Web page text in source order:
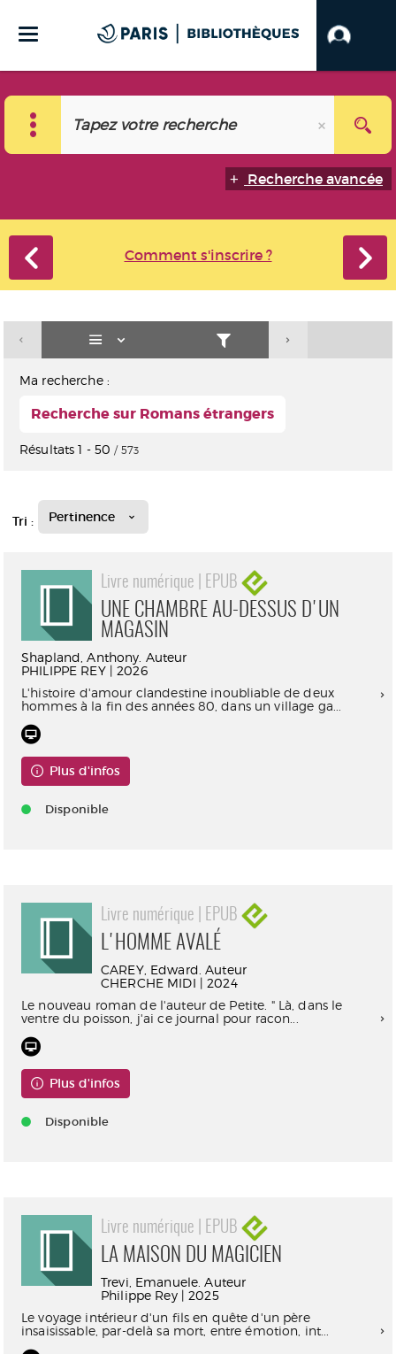
Recherche avancée
Comment s'inscrire ?
Ma recherche :
Recherche sur Romans étrangers
Résultats1 - 50 / 573
Tri : Pertinence
Livre numérique | EPUB
UNE CHAMBRE AU-DESSUS D'UN
MAGASIN
Shapland, Anthony. Auteur
PHILIPPE REY | 2026
L'histoire d'amour clandestine inoubliable de deux
hommes à la fin des années 80, dans un village ga...
Plus d'infos
Disponible
Livre numérique | EPUB
L'HOMME AVALÉ
CAREY, Edward. Auteur
CHERCHE MIDI | 2024
Le nouveau roman de l'auteur de Petite. " Là, dans le
ventre du poisson, j'ai ce journal pour racon...
Plus d'infos
Disponible
Livre numérique | EPUB
LA MAISON DU MAGICIEN
Trevi, Emanuele. Auteur
Philippe Rey | 2025
Le voyage intérieur d'un fils en quête d'un père
insaisissable, par-delà sa mort, entre émotion, int...